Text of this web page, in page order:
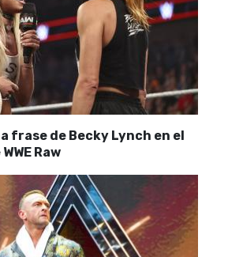
frase de Becky Lynch en el
Raw